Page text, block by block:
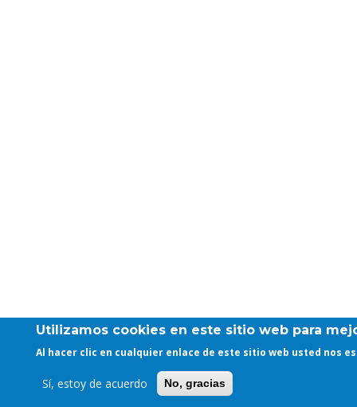
Utilizamos cookies en este sitio web para
Al hacer clic en cualquier enlace de este sitio web usted nos
Sí, estoy de acuerdo No, gracias